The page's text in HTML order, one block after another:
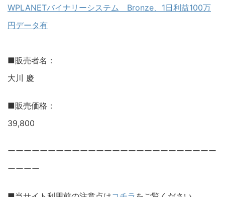
WPLANETバイナリーシステム Bronze、1日利益100万
円データ有
■販売者名：
大川 慶
■販売価格：
39,800
ーーーーーーーーーーーーーーーーーーーーーーーーーー
ーーーー